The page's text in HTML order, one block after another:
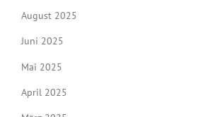
August 2025
Juni 2025
Mai 2025
April 2025